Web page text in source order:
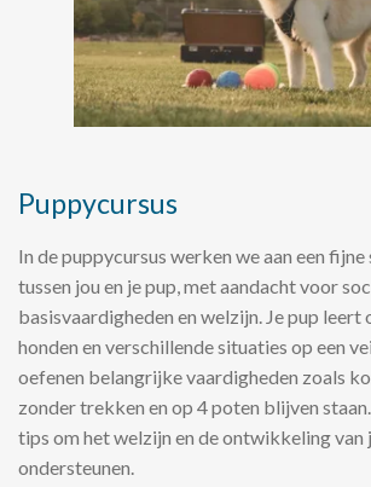
Puppycursus
In de puppycursus werken we aan een
tussen jou en je pup, met aandacht voor
basisvaardigheden en welzijn. Je pup leert
honden en verschillende situaties op een
oefenen belangrijke vaardigheden zoals
zonder trekken en op 4 poten blijven
tips om het welzijn en de ontwikkeling van
ondersteunen.